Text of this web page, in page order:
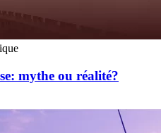
mythe ou réalité?